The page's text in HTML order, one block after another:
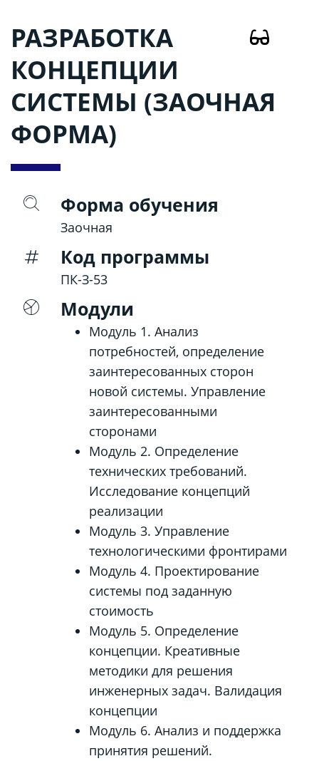
РАЗРАБОТКА
КОНЦЕПЦИИ
СИСТЕМЫ (ЗАОЧНАЯ
ФОРМА)
Форма обучения
Заочная
Код программы
ПК-З-53
Модули
Модуль 1. Анализ
потребностей, определение
заинтересованных сторон
новой системы. Управление
заинтересованными
сторонами
Модуль 2. Определение
технических требований.
Исследование концепций
реализации
Модуль 3. Управление
технологическими фронтирами
Модуль 4. Проектирование
системы под заданную
стоимость
Модуль 5. Определение
концепции. Креативные
методики для решения
инженерных задач. Валидация
концепции
Модуль 6. Анализ и поддержка
принятия решений.